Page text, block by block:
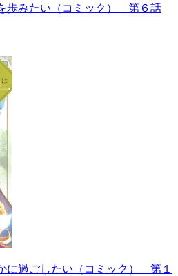
歩みたい（コミック） 第６話
に過ごしたい（コミック） 第１